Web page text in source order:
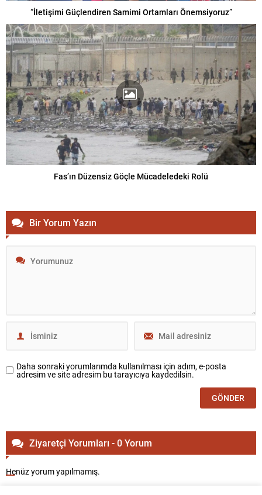
“İletişimi Güçlendiren Samimi Ortamları Önemsiyoruz”
Fas’ın Düzensiz Göçle Mücadeledeki Rolü
Bir Yorum Yazın
Daha sonraki yorumlarımda kullanılması için adım, e-posta
adresim ve site adresim bu tarayıcıya kaydedilsin.
Ziyaretçi Yorumları - 0 Yorum
Henüz yorum yapılmamış.